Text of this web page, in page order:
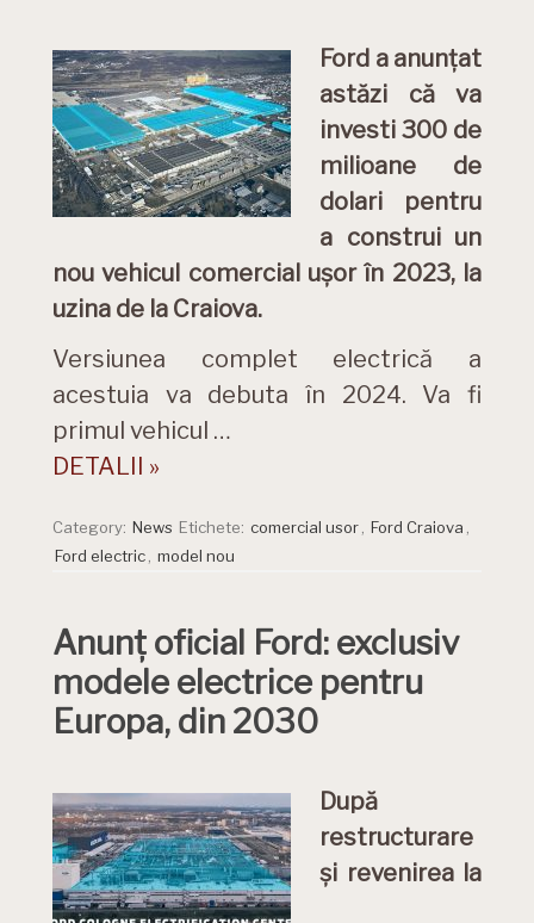
Ford a anunțat
astăzi că va
investi 300 de
milioane de
dolari pentru
a construi un
nou vehicul comercial ușor în 2023, la
uzina de la Craiova.
Versiunea complet electrică a
acestuia va debuta în 2024. Va fi
primul vehicul …
DETALII »
Category: News Etichete: comercial usor Ford Craiova
Ford electric
model nou
Anunț oficial Ford: exclusiv
modele electrice pentru
Europa, din 2030
După
restructurare
și revenirea la